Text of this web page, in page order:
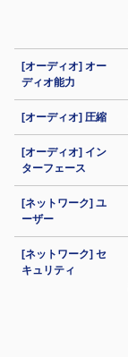
[オーディオ] オー
ディオ能力
[オーディオ] 圧縮
[オーディオ] イン
ターフェース
[ネットワーク] ユ
ーザー
[ネットワーク] セ
キュリティ